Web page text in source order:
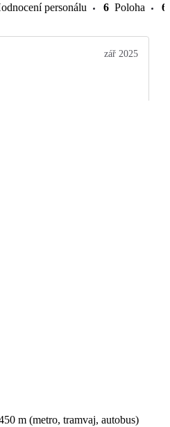
personálu 6 Poloha 6
zář 2025
m (metro, tramvaj, autobus)